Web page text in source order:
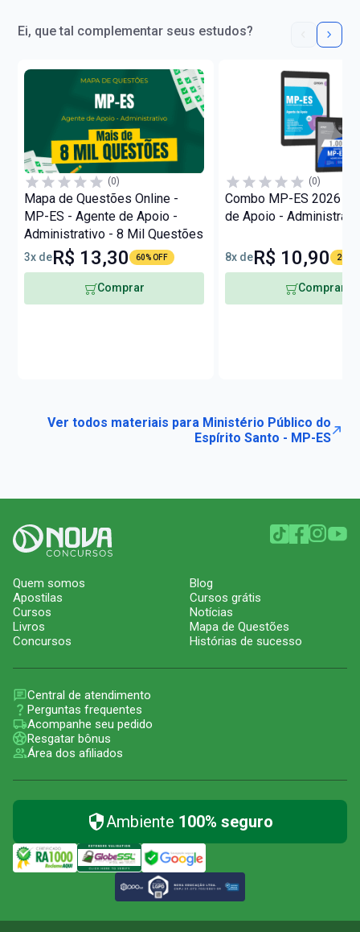
Ei, que tal complementar seus estudos?
(0)
Mapa de Questões Online -
MP-ES - Agente de Apoio -
Administrativo - 8 Mil Questões
3x deR$ 13,30 60% OFF
Comprar
(0)
Combo MP-ES 2026 -
de Apoio -
8x deR$ 10,90 20%
Comprar
Ver todos materiais para Ministério Público do
Espírito Santo - MP-ES
Quem somos
Apostilas
Cursos
Livros
Concursos
Blog
Cursos grátis
Notícias
Mapa de Questões
Histórias de sucesso
Central de atendimento
Perguntas frequentes
Acompanhe seu pedido
Resgatar bônus
Área dos afiliados
Ambiente 100% seguro